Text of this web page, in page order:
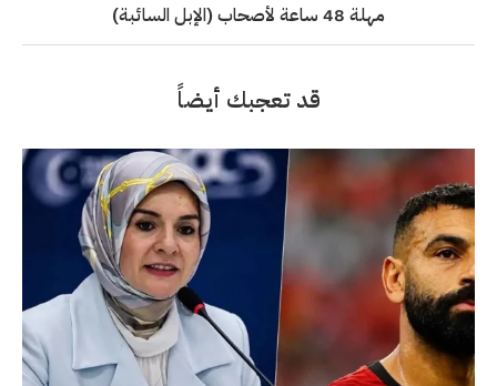
مهلة 48 ساعة لأصحاب (الإبل السائبة)
قد تعجبك أيضاً